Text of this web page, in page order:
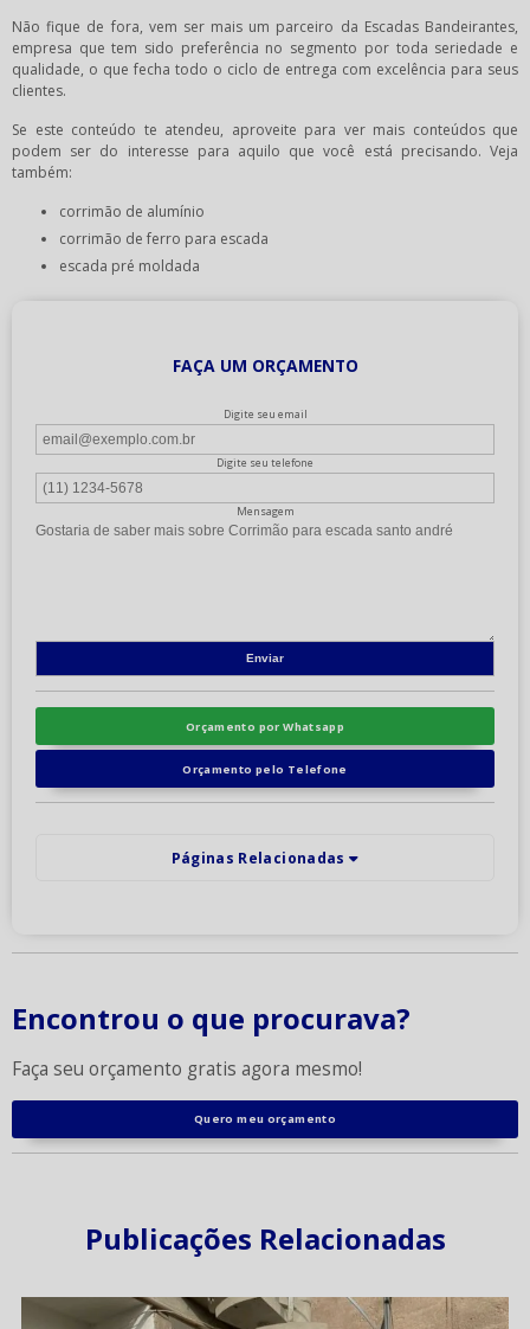
Não fique de fora, vem ser mais um parceiro da Escadas Bandeirantes,
empresa que tem sido preferência no segmento por toda seriedade e
qualidade, o que fecha todo o ciclo de entrega com excelência para seus
clientes.
Se este conteúdo te atendeu, aproveite para ver mais conteúdos que
podem ser do interesse para aquilo que você está precisando. Veja
também:
corrimão de alumínio
corrimão de ferro para escada
escada pré moldada
FAÇA UM ORÇAMENTO
Digite seu email
Digite seu telefone
Mensagem
Orçamento por Whatsapp
Orçamento pelo Telefone
Páginas Relacionadas
Encontrou o que procurava?
Faça seu orçamento gratis agora mesmo!
Quero meu orçamento
Publicações Relacionadas